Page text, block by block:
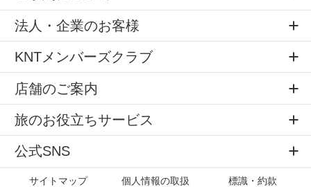
法人・企業のお客様
KNTメンバーズクラブ
店舗のご案内
旅のお役立ちサービス
公式SNS
サイトマップ 個人情報の取扱 標識・約款